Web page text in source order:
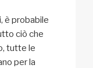
è probabile
ciò che
tutte le
per la